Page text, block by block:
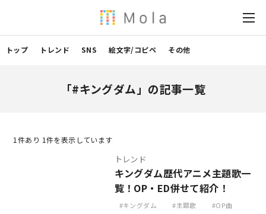
トップ トレンド SNS 絵文字/コピペ その他
「#キングダム」の記事一覧
1 件あり 1件を表示しています
トレンド
キングダム歴代アニメ主題歌一
覧！OP・ED併せて紹介！
キングダム 主題歌
OP曲